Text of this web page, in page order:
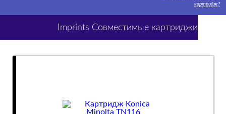
картридж?
Imprints Совместимые картриджи